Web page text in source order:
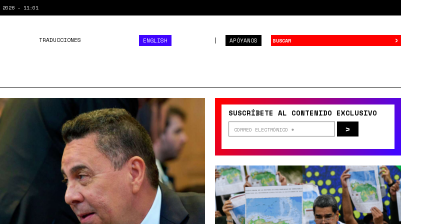
- 11:01
APÓYANOS
TRADUCCIONES ENGLISH ›
SUSCRÍBETE AL CONTENIDO EXCLUSIVO
>